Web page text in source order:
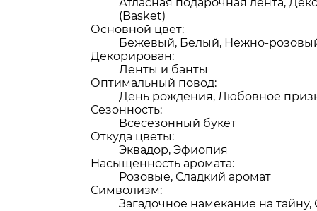
(Basket)
Основной цвет:
Бежевый, Белый, Нежно-
Декорирован:
Ленты и банты
Оптимальный повод:
День рождения, Любовное
Сезонность:
Всесезонный букет
Откуда цветы:
Эквадор, Эфиопия
Насыщенность аромата:
Розовые, Сладкий аромат
Символизм:
Загадочное намекание на